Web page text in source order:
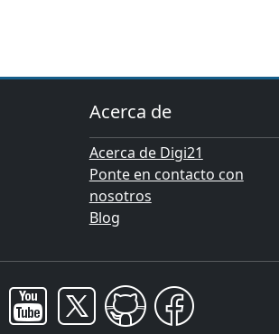
Acerca de
Acerca de Digi21
Ponte en contacto con
nosotros
Blog